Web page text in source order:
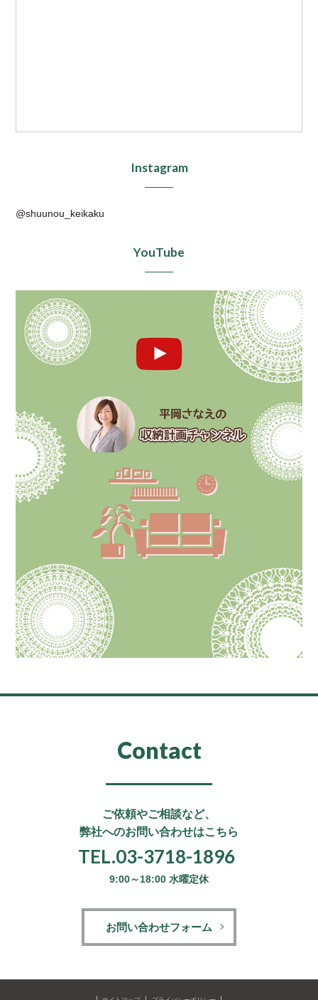
Instagram
@shuunou_keikaku
YouTube
Contact
ご依頼やご相談など、
弊社へのお問い合わせはこちら
TEL.03-3718-1896
9:00～18:00 水曜定休
お問い合わせフォーム